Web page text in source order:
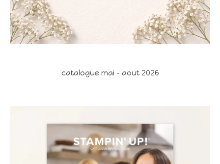
catalogue mai - aout 2026